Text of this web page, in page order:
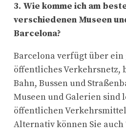
3. Wie komme ich am
verschiedenen Museen
Barcelona?
Barcelona verfügt über ein
öffentliches Verkehrsnetz,
Bahn, Bussen und
Museen und Galerien sind
öffentlichen
Alternativ können Sie auch